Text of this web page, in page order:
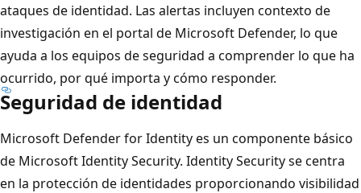
ataques de identidad. Las alertas incluyen contexto de
investigación en el portal de Microsoft Defender, lo que
ayuda a los equipos de seguridad a comprender lo que ha
ocurrido, por qué importa y cómo responder.
Seguridad de identidad
Microsoft Defender for Identity es un componente básico
de Microsoft Identity Security. Identity Security se centra
en la protección de identidades proporcionando visibilidad